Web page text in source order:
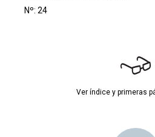
Nº: 24
Ver índice y primeras